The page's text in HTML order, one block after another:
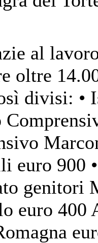
al
oltre
divisi: •
euro 900
genitori
euro 400